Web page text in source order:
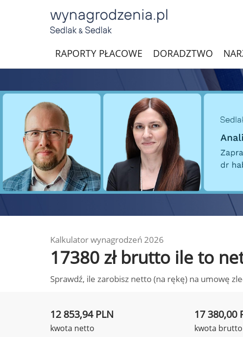
RAPORTY PŁACOWE DORADZTWO
Kalkulator wynagrodzeń 2026
17380 zł brutto ile to
Sprawdź, ile zarobisz netto (na rękę) na umowę
12 853,94 PLN
kwota netto
17 380,00
kwota brutto